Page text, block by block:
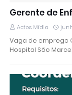
Gerente de
Actos Mídia
Vaga de emprego
Hospital São